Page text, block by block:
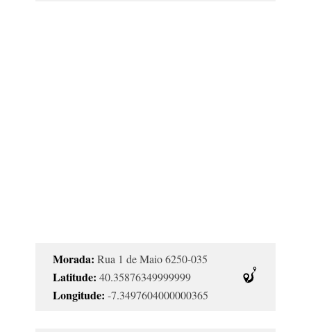
Morada: Rua 1 de Maio 6250-035
Latitude: 40.35876349999999
Longitude: -7.3497604000000365